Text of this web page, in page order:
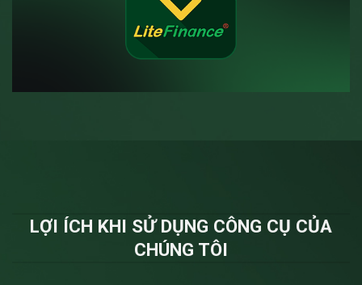
LỢI ÍCH KHI SỬ DỤNG CÔNG CỤ CỦA
CHÚNG TÔI